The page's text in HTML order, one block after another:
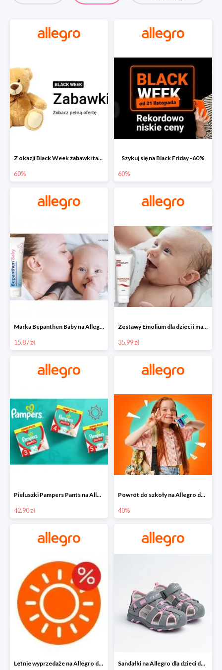
Z okazji Black Week zabawki taniej na allegro.pl
60%
Szykuj się na Black Friday -60%
60%
Marka Bepanthen Baby na Allegro od 15,87 zł!
15.87 zł
Zestawy Emolium dla dzieci i mam na Allegro od 35,99 zł
35.99 zł
Pieluszki Pampers Pants na Allegro od 42,90 zł
42.90 zł
Powrót do szkoły na Allegro do -40%
40%
Letnie wyprzedaże na Allegro do -40% Sandałki na Allegro dla dzieci do -30%